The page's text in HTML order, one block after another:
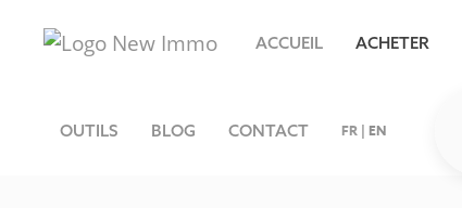
ACCUEIL ACHETER
OUTILS BLOG CONTACT FR | EN